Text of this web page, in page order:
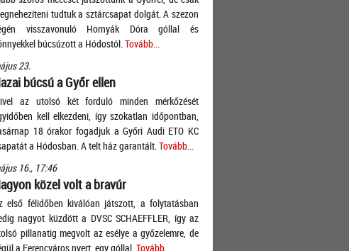
tudtuk a sztárcsapat dolgát. A szezon
visszavonuló Hornyák Dóra góllal és
búcsúzott a Hódostól.Tovább...
23.
búcsú a Győr ellen
az utolsó két forduló minden mérkőzését
kell elkezdeni, így szokatlan időpontban,
18 órakor fogadjuk a Győri Audi ETO KC
a Hódosban. A telt ház garantált.Tovább...
16., 17:46
közel volt a bravúr
első félidőben kiválóan játszott, a folytatásban
nagyot küzdött a DVSC SCHAEFFLER, így az
pillanatig megvolt az esélye a győzelemre, de
a Ferencváros nyert, egy góllal. Tovább...